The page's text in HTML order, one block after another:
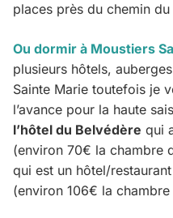
places près du chemin du
Ou dormir à Moustiers
plusieurs hôtels,
Sainte Marie toutefois je
l’avance pour la haute
l’hôtel du Belvédère qui
(environ 70€ la chambre
qui est un hôtel/
(environ 106€ la